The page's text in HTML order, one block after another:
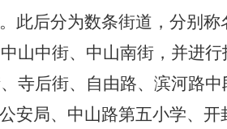
此后分为数条街道，分别称
山中街、中山南街，并进
寺后街、自由路、滨河路
安局、中山路第五小学、